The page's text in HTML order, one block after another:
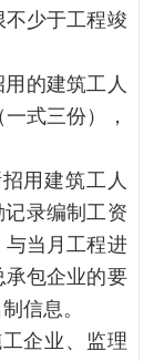
少于工程竣
的建筑工人
式三份），
用建筑工人
记录编制工资
当月工程进
承包企业的要
信息。
企业、监理